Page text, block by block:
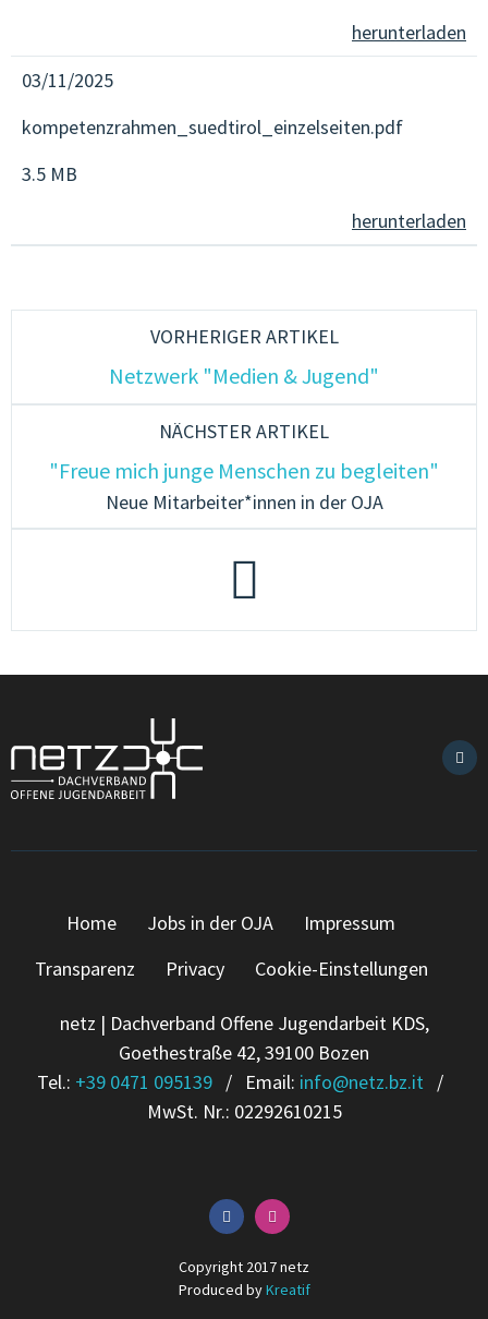
herunterladen
03/11/2025
kompetenzrahmen_suedtirol_einzelseiten.pdf
3.5 MB
herunterladen
VORHERIGER ARTIKEL
Netzwerk "Medien & Jugend"
NÄCHSTER ARTIKEL
"Freue mich junge Menschen zu begleiten"
Neue Mitarbeiter*innen in der OJA
Home Jobs in der OJA
Impressum
Transparenz
Privacy Cookie-Einstellungen
netz | Dachverband Offene Jugendarbeit KDS,
Goethestraße 42, 39100 Bozen
Tel.: +39 0471 095139/ Email: info@netz.bz.it /
MwSt. Nr.: 02292610215
Copyright 2017 netz
Produced byKreatif